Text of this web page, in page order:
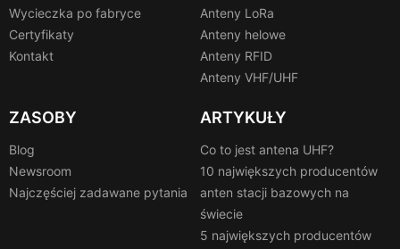
Wycieczka po fabryce
Certyfikaty
Kontakt
Anteny LoRa
Anteny helowe
Anteny RFID
Anteny VHF/UHF
ZASOBY
Blog
Newsroom
Najczęściej zadawane pytania
ARTYKUŁY
Co to jest antena UHF?
10 największych producentów
anten stacji bazowych na
świecie
5 największych producentów